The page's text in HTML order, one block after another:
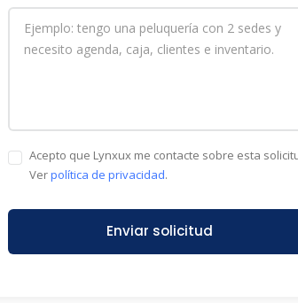
Acepto que Lynxux me contacte sobre esta
Verpolítica de privacidad.
Enviar solicitud